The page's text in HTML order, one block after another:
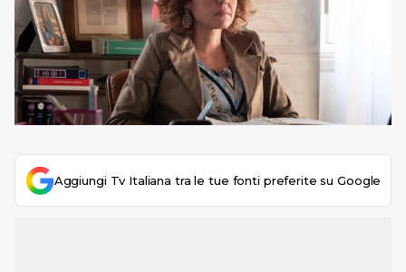
Aggiungi Tv Italiana tra le tue fonti preferite su Google